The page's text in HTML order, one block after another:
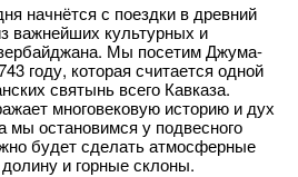
начнётся с поездки в древний
важнейших культурных и
Мы посетим Джума-
году, которая считается одной
святынь всего Кавказа.
многовековую историю и дух
мы остановимся у подвесного
будет сделать атмосферные
и горные склоны.